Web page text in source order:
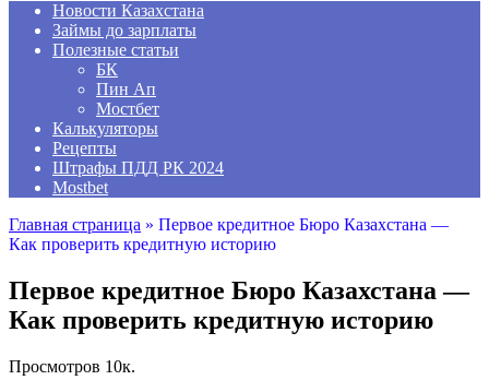
Новости Казахстана
Займы до зарплаты
Полезные статьи
БК
Пин Ап
Мостбет
Калькуляторы
Рецепты
Штрафы ПДД РК 2024
Mostbet
Главная страница » Первое кредитное Бюро Казахстана —
Как проверить кредитную историю
Первое кредитное Бюро Казахстана —
Как проверить кредитную историю
Просмотров 10к.